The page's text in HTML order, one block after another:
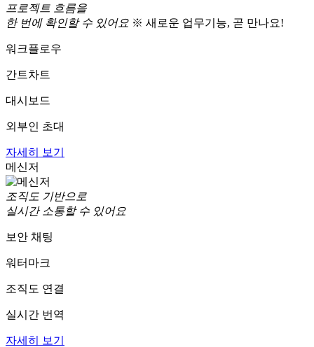
프로젝트 흐름을
한 번에 확인할 수 있어요 ※ 새로운 업무기능, 곧 만나요!
워크플로우
간트차트
대시보드
외부인 초대
자세히 보기
메신저
조직도 기반으로
실시간 소통할 수 있어요
보안 채팅
워터마크
조직도 연결
실시간 번역
자세히 보기